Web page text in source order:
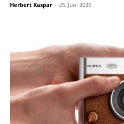
Herbert Kaspar - 25. Juni 2026